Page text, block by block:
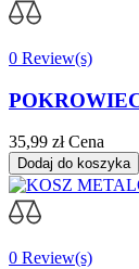
0 Review(s)
35,99 zł Cena
Dodaj do koszyka
0 Review(s)